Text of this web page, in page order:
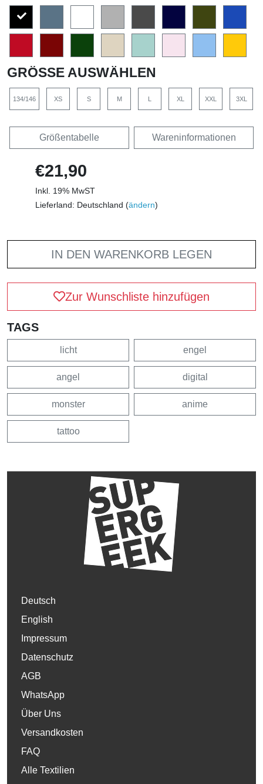
GRÖSSE AUSWÄHLEN
134/146 XS S M L XL XXL 3XL
Größentabelle Wareninformationen
€21,90
Inkl. 19% MwST
Lieferland: Deutschland (ändern)
IN DEN WARENKORB LEGEN
Zur Wunschliste hinzufügen
TAGS
licht engel
angel digital
monster anime
tattoo
Deutsch
English
Impressum
Datenschutz
AGB
WhatsApp
Über Uns
Versandkosten
FAQ
Alle Textilien